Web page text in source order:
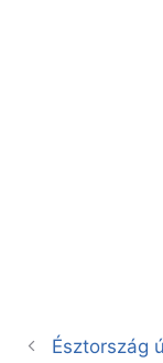
Észtország